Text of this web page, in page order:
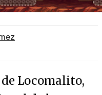
Locomalito,